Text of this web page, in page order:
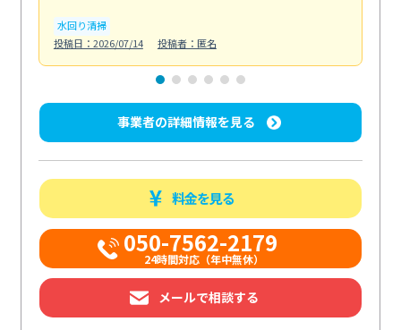
水回り清掃
投稿日：2026/07/14
投稿者：匿名
事業者の詳細情報を見る
料金を見る
050-7562-2179
24時間対応（年中無休）
メールで相談する